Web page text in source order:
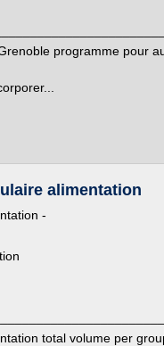
programme pour
alimentation
-
total volume per